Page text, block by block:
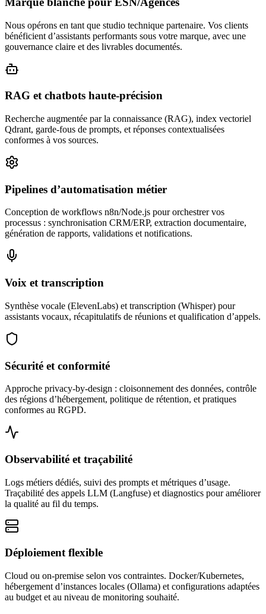
Nous opérons en tant que studio technique partenaire. Vos clients
bénéficient d’assistants performants sous votre marque, avec une
gouvernance claire et des livrables documentés.
RAG et chatbots haute‑précision
Recherche augmentée par la connaissance (RAG), index vectoriel
Qdrant, garde‑fous de prompts, et réponses contextualisées
conformes à vos sources.
Pipelines d’automatisation métier
Conception de workflows n8n/Node.js pour orchestrer vos
processus : synchronisation CRM/ERP, extraction documentaire,
génération de rapports, validations et notifications.
Voix et transcription
Synthèse vocale (ElevenLabs) et transcription (Whisper) pour
assistants vocaux, récapitulatifs de réunions et qualification d’appels.
Sécurité et conformité
Approche privacy‑by‑design : cloisonnement des données, contrôle
des régions d’hébergement, politique de rétention, et pratiques
conformes au RGPD.
Observabilité et traçabilité
Logs métiers dédiés, suivi des prompts et métriques d’usage.
Traçabilité des appels LLM (Langfuse) et diagnostics pour améliorer
la qualité au fil du temps.
Déploiement flexible
Cloud ou on‑premise selon vos contraintes. Docker/Kubernetes,
hébergement d’instances locales (Ollama) et configurations adaptées
au budget et au niveau de monitoring souhaité.